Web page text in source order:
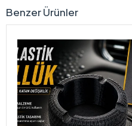
Benzer Ürünler